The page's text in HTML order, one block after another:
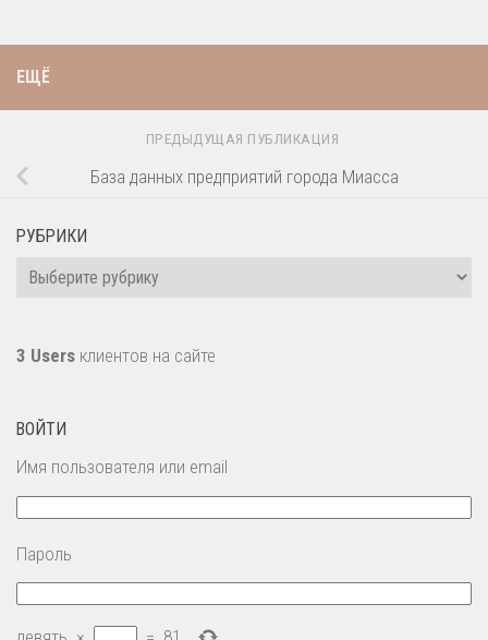
ЕЩЁ
ПРЕДЫДУЩАЯ ПУБЛИКАЦИЯ
База данных предприятий города Миасса
РУБРИКИ
Рубрики
3 Users клиентов на сайте
ВОЙТИ
Имя пользователя или email
Пароль